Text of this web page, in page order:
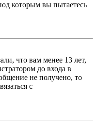
которым вы пытаетесь
что вам менее 13 лет,
до входа в
не получено, то
с